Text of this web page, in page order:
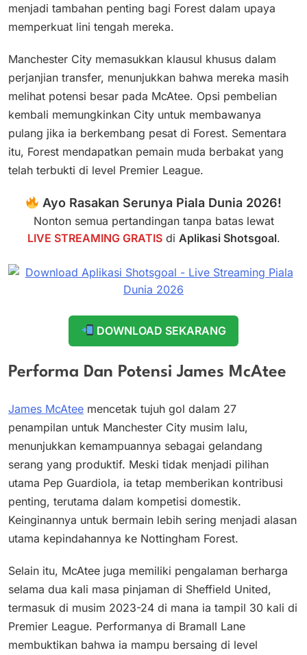
menjadi tambahan penting bagi Forest dalam upaya
memperkuat lini tengah mereka.
Manchester City memasukkan klausul khusus dalam
perjanjian transfer, menunjukkan bahwa mereka masih
melihat potensi besar pada McAtee. Opsi pembelian
kembali memungkinkan City untuk membawanya
pulang jika ia berkembang pesat di Forest. Sementara
itu, Forest mendapatkan pemain muda berbakat yang
telah terbukti di level Premier League.
Ayo Rasakan Serunya Piala Dunia 2026!
Nonton semua pertandingan tanpa batas lewat
LIVE STREAMING GRATISdi Aplikasi Shotsgoal.
DOWNLOAD SEKARANG
Performa Dan Potensi James McAtee
James McAtee mencetak tujuh gol dalam 27
penampilan untuk Manchester City musim lalu,
menunjukkan kemampuannya sebagai gelandang
serang yang produktif. Meski tidak menjadi pilihan
utama Pep Guardiola, ia tetap memberikan kontribusi
penting, terutama dalam kompetisi domestik.
Keinginannya untuk bermain lebih sering menjadi alasan
utama kepindahannya ke Nottingham Forest.
Selain itu, McAtee juga memiliki pengalaman berharga
selama dua kali masa pinjaman di Sheffield United,
termasuk di musim 2023-24 di mana ia tampil 30 kali di
Premier League. Performanya di Bramall Lane
membuktikan bahwa ia mampu bersaing di level